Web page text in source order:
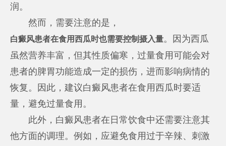
润。
然而，需要注意的是，
白癜风患者在食用西瓜时也需要控制摄入量。因为西瓜
虽然营养丰富，但其性质偏寒，过量食用可能会对
患者的脾胃功能造成一定的损伤，进而影响病情的
恢复。因此，建议白癜风患者在食用西瓜时要适
量，避免过量食用。
此外，白癜风患者在日常饮食中还需要注意其
他方面的调理。例如，应避免食用过于辛辣、刺激